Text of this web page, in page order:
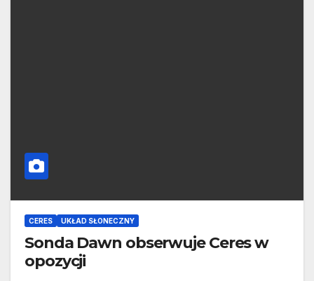
CERES UKŁAD SŁONECZNY
Sonda Dawn obserwuje Ceres w
opozycji